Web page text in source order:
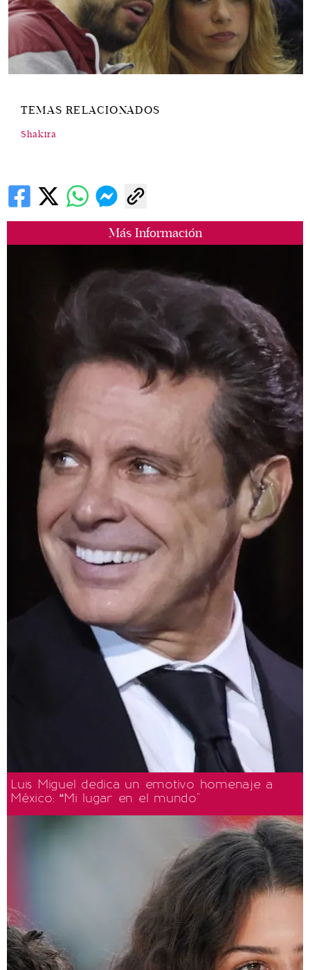
Más Información
Luis Miguel dedica un emotivo homenaje a
México: “Mi lugar en el mundo"
TEMAS RELACIONADOS
Shakira